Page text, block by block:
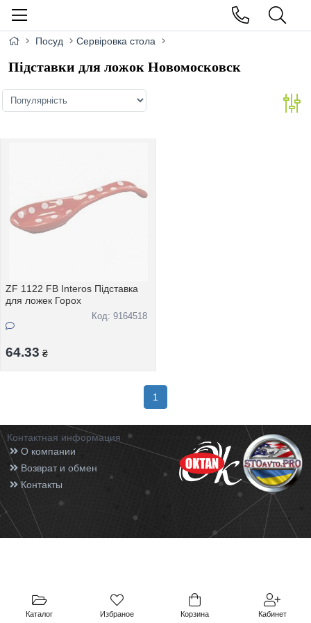
Каталог Избраное Корзина Кабинет
Посуд Сервіровка стола
Підставки для ложок Новомосковск
ZF 1122 FB Interos Підставка
для ложек Горох
Код: 9164518
64.33 ₴
1
Контактная информация
О компании
Возврат и обмен
Контакты